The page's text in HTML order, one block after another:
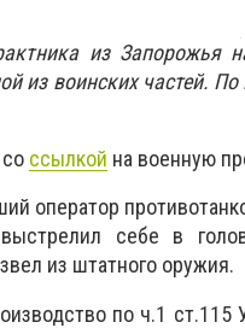
из
из воинских частей.
ссылкой на военную
оператор
себе в
из штатного оружия.
по ч.1